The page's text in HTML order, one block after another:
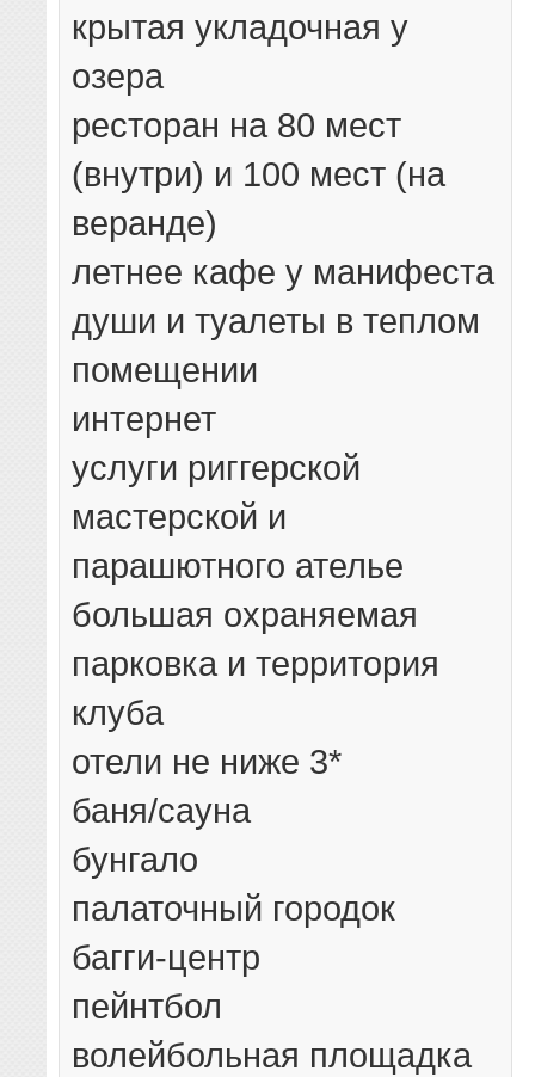
крытая укладочная у
озера
ресторан на 80 мест
(внутри) и 100 мест (на
веранде)
летнее кафе у манифеста
души и туалеты в теплом
помещении
интернет
услуги риггерской
мастерской и
парашютного ателье
большая охраняемая
парковка и территория
клуба
отели не ниже 3*
баня/сауна
бунгало
палаточный городок
багги-центр
пейнтбол
волейбольная площадка